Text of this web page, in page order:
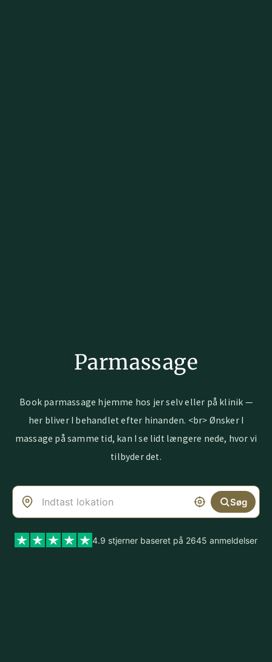
Parmassage
Book parmassage hjemme hos jer selv eller på klinik —
her bliver I behandlet efter hinanden. <br> Ønsker I
massage på samme tid, kan I se lidt længere nede, hvor vi
tilbyder det.
Søg
4.9 stjerner baseret på 2645 anmeldelser